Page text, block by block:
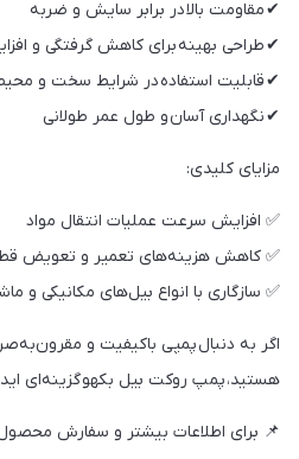
✔ مقاومت بالا در برابر سایش و ضربه
✔ طراحی بهینه برای کاهش گرفتگی و
✔ قابلیت استفاده در شرایط سخت و
✔ نگهداری آسان و طول عمر طولانی
مزایای کلیدی:
✅ افزایش سرعت عملیات انتقال مواد
✅ کاهش هزینه‌های تعمیر و تعویض
✅ سازگاری با انواع بیل‌های مکانیکی و
اگر به دنبال پمپی باکیفیت و
هستید، پمپ روکت بیل بکهو گزینه‌ای
📌 برای اطلاعات بیشتر و سفارش محصول